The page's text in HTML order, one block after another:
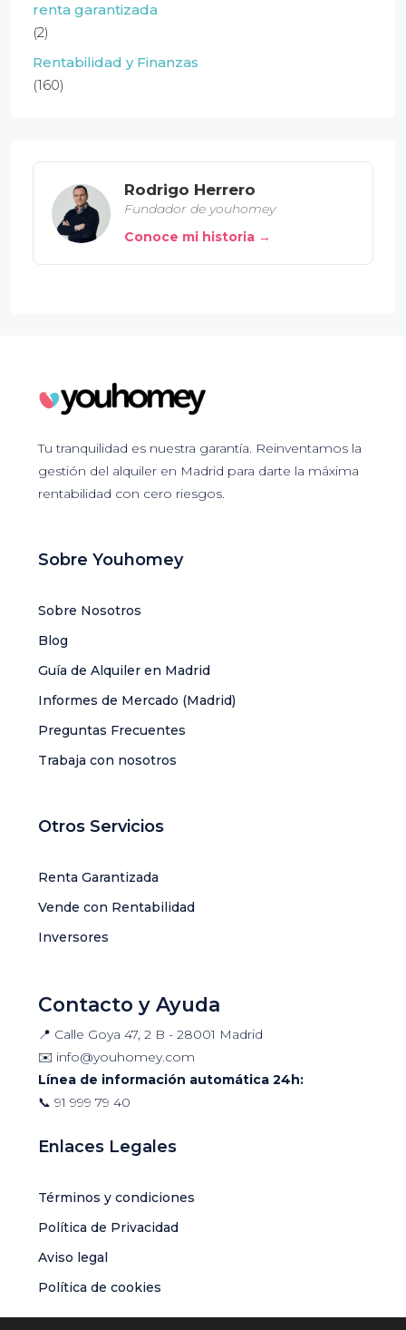
renta garantizada
(2)
Rentabilidad y Finanzas
(160)
Rodrigo Herrero
Fundador de youhomey
Conoce mi historia →
Tu tranquilidad es nuestra garantía. Reinventamos la
gestión del alquiler en Madrid para darte la máxima
rentabilidad con cero riesgos.
Sobre Youhomey
Sobre Nosotros
Blog
Guía de Alquiler en Madrid
Informes de Mercado (Madrid)
Preguntas Frecuentes
Trabaja con nosotros
Otros Servicios
Renta Garantizada
Vende con Rentabilidad
Inversores
Contacto y Ayuda
📍 Calle Goya 47, 2 B - 28001 Madrid
✉️ info@youhomey.com
Línea de información automática 24h:
📞 91 999 79 40
Enlaces Legales
Términos y condiciones
Política de Privacidad
Aviso legal
Política de cookies